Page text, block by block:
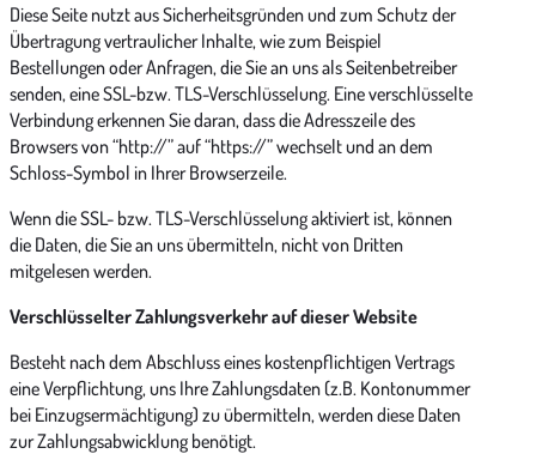
Diese Seite nutzt aus Sicherheitsgründen und zum Schutz der
Übertragung vertraulicher Inhalte, wie zum Beispiel
Bestellungen oder Anfragen, die Sie an uns als Seitenbetreiber
senden, eine SSL-bzw. TLS-Verschlüsselung. Eine verschlüsselte
Verbindung erkennen Sie daran, dass die Adresszeile des
Browsers von “http://” auf “https://” wechselt und an dem
Schloss-Symbol in Ihrer Browserzeile.
Wenn die SSL- bzw. TLS-Verschlüsselung aktiviert ist, können
die Daten, die Sie an uns übermitteln, nicht von Dritten
mitgelesen werden.
Verschlüsselter Zahlungsverkehr auf dieser Website
Besteht nach dem Abschluss eines kostenpflichtigen Vertrags
eine Verpflichtung, uns Ihre Zahlungsdaten (z.B. Kontonummer
bei Einzugsermächtigung) zu übermitteln, werden diese Daten
zur Zahlungsabwicklung benötigt.